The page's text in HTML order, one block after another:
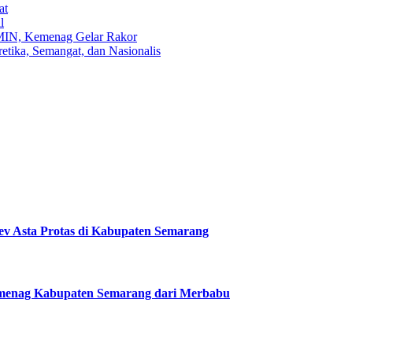
Kemenag Gelar Rakor
Semangat, dan Nasionalis
Asta Protas di Kabupaten Semarang
Kabupaten Semarang dari Merbabu